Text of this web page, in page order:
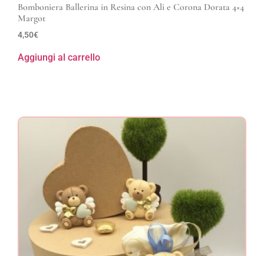
Bomboniera Ballerina in Resina con Ali e Corona Dorata 4×4
Margot
4,50€
Aggiungi al carrello